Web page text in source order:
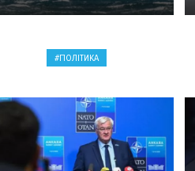
ПОЛІТИКА